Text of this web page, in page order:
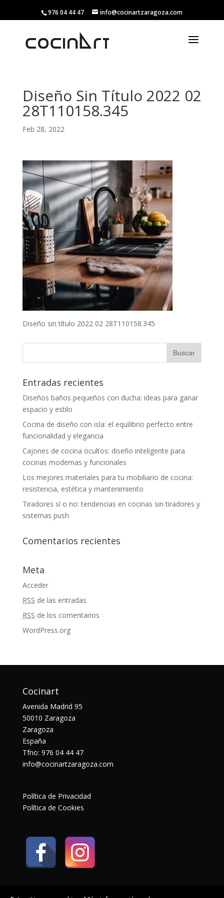
976 04 44 47 info@cocinartzaragoza.com
Diseño Sin Título 2022 02
28T110158.345
Feb 28, 2022
Diseño sin título 2022 02 28T110158.345
Entradas recientes
Diseños baños pequeños con ducha: ideas para ganar
espacio y estilo
Cocina de diseño con isla: el equilibrio perfecto entre
funcionalidad y elegancia
Cajones de cocina ocultos: diseño inteligente para
cocinas modernas y funcionales
Los mejores materiales para tu mobiliario de cocina:
resistencia, estética y mantenimiento
Tiradores sí o no: tendencias en cocinas sin tiradores y
sistemas push
Comentarios recientes
Meta
Acceder
RSS de las entradas
RSS de los comentarios
WordPress.org
Cocinart
Avenida Madrid 95
50010 Zaragoza
Zaragoza
España
Tfno: 976 04 44 47
info@cocinartzaragoza.com
Política de Privacidad
Política de Cookies